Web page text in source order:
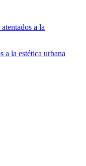
a la estética urbana